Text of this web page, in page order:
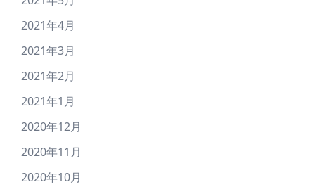
2021年4月
2021年3月
2021年2月
2021年1月
2020年12月
2020年11月
2020年10月